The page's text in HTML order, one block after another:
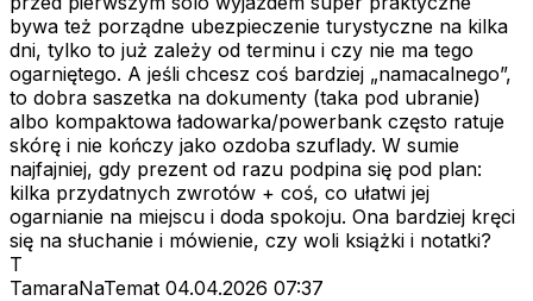
bywa też porządne ubezpieczenie turystyczne na kilka
dni, tylko to już zależy od terminu i czy nie ma tego
ogarniętego. A jeśli chcesz coś bardziej „namacalnego”,
to dobra saszetka na dokumenty (taka pod ubranie)
albo kompaktowa ładowarka/powerbank często ratuje
skórę i nie kończy jako ozdoba szuflady. W sumie
najfajniej, gdy prezent od razu podpina się pod plan:
kilka przydatnych zwrotów + coś, co ułatwi jej
ogarnianie na miejscu i doda spokoju. Ona bardziej kręci
się na słuchanie i mówienie, czy woli książki i notatki?
T
TamaraNaTemat 04.04.2026 07:37